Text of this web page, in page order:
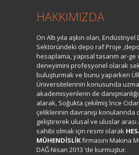
HAKKIMIZDA
On Altı yıla aşkın olan,
Sektöründeki depo raf Proje
hesaplama, yapısal tasarım ar-ge
deneyimini profesyonel olarak
buluşturmak ve bunu yaparken
Üniversitelerinin konusunda
akademisyenlerin de
alarak, Soğukta çekilmiş İnce
çeliklerinin davranışı
geliştirerek ulusal ve uluslar
sahibi olmak için resmi olarak
MÜHENDİSLİKfirmasını Makina
DAĞ Nisan 2013 ‘de kurmuştur.